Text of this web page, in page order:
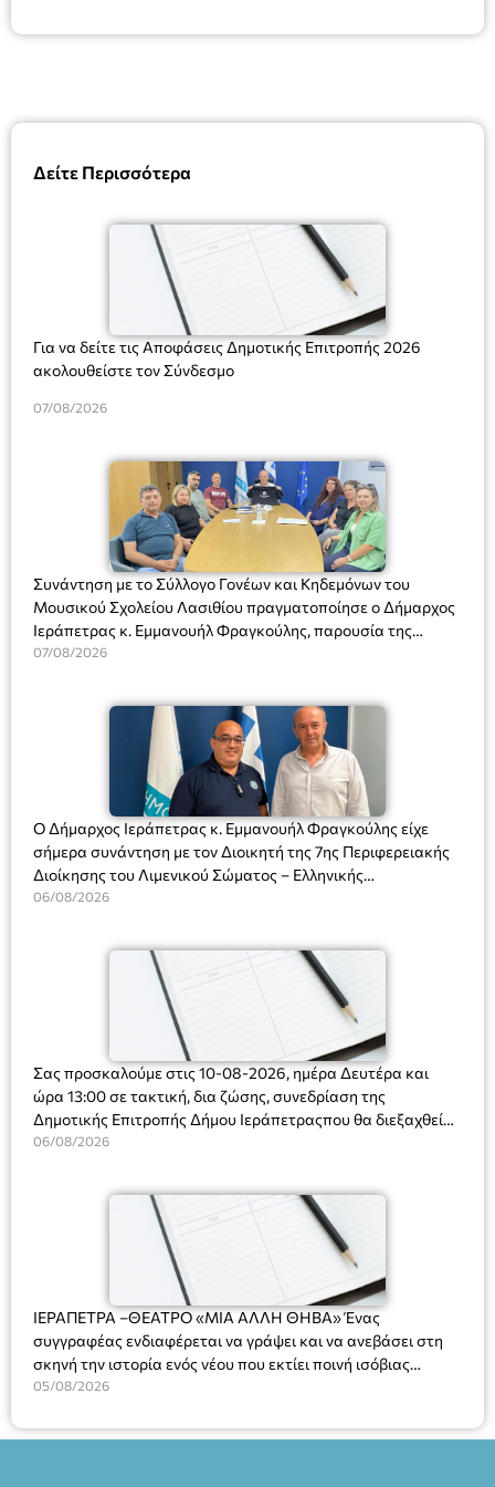
Δείτε Περισσότερα
Για να δείτε τις Αποφάσεις Δημοτικής Επιτροπής 2026
ακολουθείστε τον Σύνδεσμο
07/08/2026
Συνάντηση με το Σύλλογο Γονέων και Κηδεμόνων του
Μουσικού Σχολείου Λασιθίου πραγματοποίησε ο Δήμαρχος
Ιεράπετρας κ. Εμμανουήλ Φραγκούλης, παρουσία της
Διευθύντριας του σχολείου κας Μαριάννας Χαΐτα.
07/08/2026
Ο Δήμαρχος Ιεράπετρας κ. Εμμανουήλ Φραγκούλης είχε
σήμερα συνάντηση με τον Διοικητή της 7ης Περιφερειακής
Διοίκησης του Λιμενικού Σώματος – Ελληνικής
Ακτοφυλακής (Λ.Σ.-ΕΛ.ΑΚΤ.), Αρχιπλοίαρχο Λ.Σ. κ. Ιωάννη
06/08/2026
Σας προσκαλούμε στις 10-08-2026, ημέρα Δευτέρα και
ώρα 13:00 σε τακτική, δια ζώσης, συνεδρίαση της
Δημοτικής Επιτροπής Δήμου Ιεράπετραςπου θα διεξαχθεί
στο Δημοτικό Κατάστημα, Δημοκρατίας 31 στην αίθουσα
και λήψη αποφάσεων στα παρακάτω θέματα:
06/08/2026
ΙΕΡΑΠΕΤΡΑ –ΘΕΑΤΡΟ «ΜΙΑ ΑΛΛΗ ΘΗΒΑ» Ένας
συγγραφέας ενδιαφέρεται να γράψει και να ανεβάσει στη
σκηνή την ιστορία ενός νέου που εκτίει ποινή ισόβιας
κάθειρξης για πατροκτονία. Ένα πολυβραβευμένο έργο για
ασθένεια, τον ερωτισμό. Ένα έργο αινιγματικό, συγκινητικό,
05/08/2026